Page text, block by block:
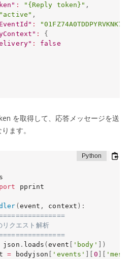
: "{Reply token}" ,
"active" ,
:
:
{
:
false
を取得して、応答メッセージを送
ます。
pprint
( event , context ) :
クエスト解析
json . loads (event 'body'
)
= bodyjson 'events' 0